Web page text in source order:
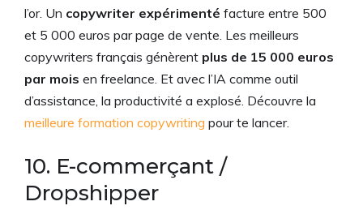
l’or. Un copywriter expérimenté facture entre 500
et 5 000 euros par page de vente. Les meilleurs
copywriters français génèrent plus de 15 000 euros
par mois en freelance. Et avec l’IA comme outil
d’assistance, la productivité a explosé. Découvre la
meilleure formation copywriting pour te lancer.
10. E-commerçant /
Dropshipper